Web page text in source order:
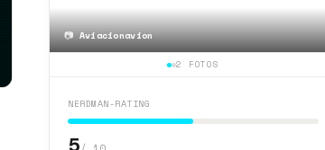
📷Aviacionavion
2 FOTOS
NERDMAN-RATING